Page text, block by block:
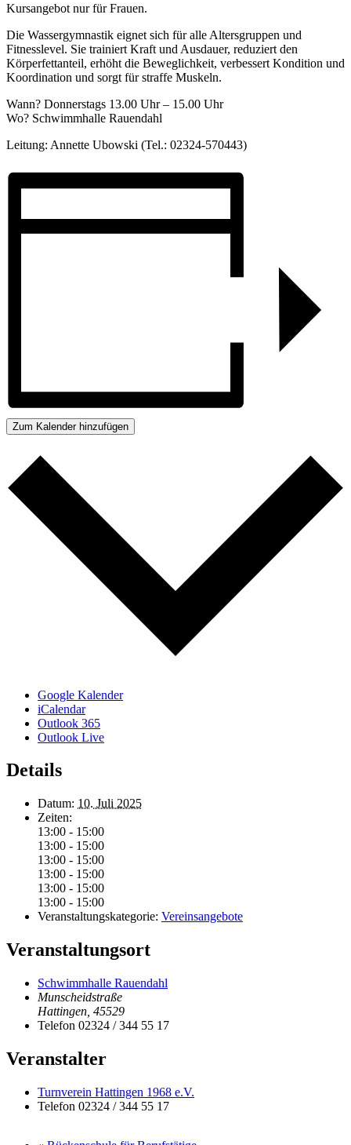
Kursangebot nur für Frauen.
Die Wassergymnastik eignet sich für alle Altersgruppen und
Fitnesslevel. Sie trainiert Kraft und Ausdauer, reduziert den
Körperfettanteil, erhöht die Beweglichkeit, verbessert Kondition und
Koordination und sorgt für straffe Muskeln.
Wann? Donnerstags 13.00 Uhr – 15.00 Uhr
Wo? Schwimmhalle Rauendahl
Leitung: Annette Ubowski (Tel.: 02324-570443)
Zum Kalender hinzufügen
Google Kalender
iCalendar
Outlook 365
Outlook Live
Details
Datum: 10. Juli 2025
Zeiten:
13:00 - 15:00
13:00 - 15:00
13:00 - 15:00
13:00 - 15:00
13:00 - 15:00
13:00 - 15:00
Veranstaltungskategorie: Vereinsangebote
Veranstaltungsort
Schwimmhalle Rauendahl
Munscheidstraße
Hattingen 45529
Telefon 02324 / 344 55 17
Veranstalter
Turnverein Hattingen 1968 e.V.
Telefon 02324 / 344 55 17